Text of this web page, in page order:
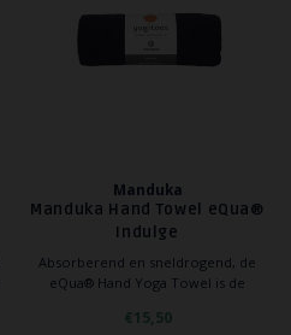
Manduka
Manduka Hand Towel eQua®
Indulge
Absorberend en sneldrogend, de
eQua® Hand Yoga Towel is de
of fitness goeroe die graag zich in
€15,50